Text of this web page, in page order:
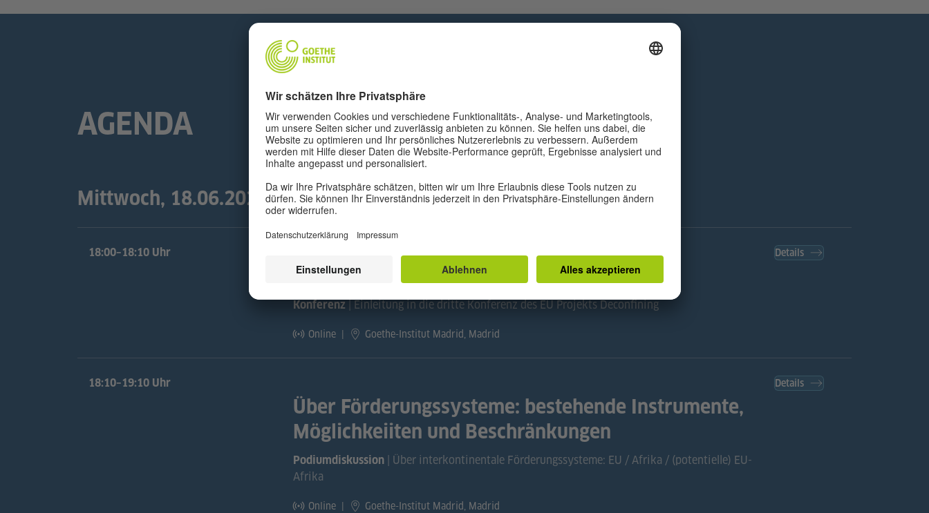
AGENDA
Mittwoch, 18.06.2025
18:00–18:10 Uhr
Begrüßung
Konferenz| Einleitung in die dritte Konferenz des EU Projekts Deconfining
Online | Goethe-Institut Madrid, Madrid
Details
18:10–19:10 Uhr
Über Förderungssysteme: bestehende Instrumente,
Möglichkeiiten und Beschränkungen
Podiumdiskussion | Über interkontinentale Förderungssysteme: EU / Afrika / (potentielle) EU-
Afrika
Online | Goethe-Institut Madrid, Madrid
Details